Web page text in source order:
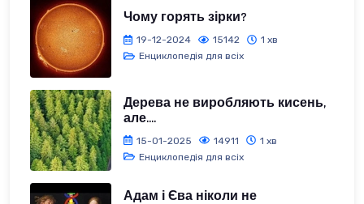
Чому горять зірки?
19-12-2024 15142
1 хв
Енциклопедія для всіх
Дерева не виробляють кисень,
але....
15-01-2025 14911
1 хв
Енциклопедія для всіх
Адам і Єва ніколи не